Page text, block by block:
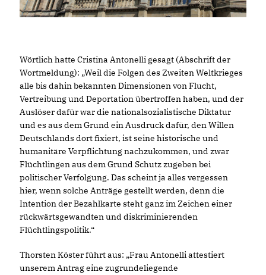
Wörtlich hatte Cristina Antonelli gesagt (Abschrift der
Wortmeldung): „Weil die Folgen des Zweiten Weltkrieges
alle bis dahin bekannten Dimensionen von Flucht,
Vertreibung und Deportation übertroffen haben, und der
Auslöser dafür war die nationalsozialistische Diktatur
und es aus dem Grund ein Ausdruck dafür, den Willen
Deutschlands dort fixiert, ist seine historische und
humanitäre Verpflichtung nachzukommen, und zwar
Flüchtlingen aus dem Grund Schutz zugeben bei
politischer Verfolgung. Das scheint ja alles vergessen
hier, wenn solche Anträge gestellt werden, denn die
Intention der Bezahlkarte steht ganz im Zeichen einer
rückwärtsgewandten und diskriminierenden
Flüchtlingspolitik.“
Thorsten Köster führt aus: „Frau Antonelli attestiert
unserem Antrag eine zugrundeliegende